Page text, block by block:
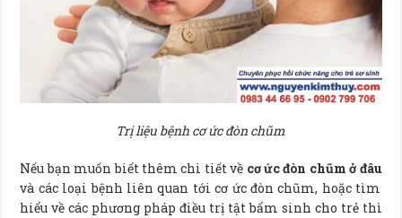
Trị liệu bệnh cơ ức đòn chũm
Nếu bạn muốn biết thêm chi tiết về cơ ức đòn chũm ở đâu
và các loại bệnh liên quan tới cơ ức đòn chũm, hoặc tìm
hiểu về các phương pháp điều trị tật bẩm sinh cho trẻ thì